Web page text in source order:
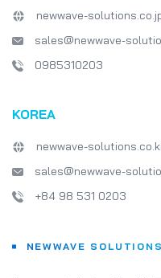
newwave-
sales@newwave-
0985310203
KOREA
newwave-
sales@newwave-
+84 98 531 0203
NEWWAVE